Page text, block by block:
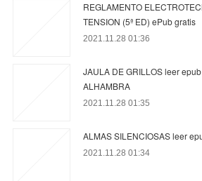
REGLAMENTO
TENSION (5ª ED) ePub gratis
2021.11.28 01:36
JAULA DE GRILLOS leer
ALHAMBRA
2021.11.28 01:35
ALMAS SILENCIOSAS leer
2021.11.28 01:34